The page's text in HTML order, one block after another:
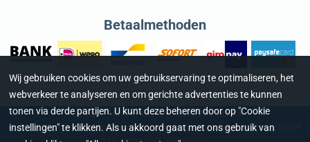
Betaalmethoden
KvK: 68714661 - Btw: NL001397859B48
©2026Burghof Trekhaken | Alle prijzen op deze website zijn inclusief
Wij gebruiken cookies om uw gebruikservaring te optimaliseren, het
webverkeer te analyseren en om gerichte advertenties te kunnen
tonen via derde partijen. U kunt deze beheren door op "Cookie
instellingen" te klikken. Als u akkoord gaat met ons gebruik van